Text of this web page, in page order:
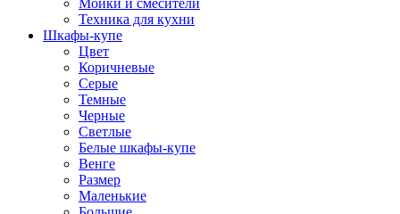
Мойки и смесители
Техника для кухни
Шкафы-купе
Цвет
Коричневые
Серые
Темные
Черные
Светлые
Белые шкафы-купе
Венге
Размер
Маленькие